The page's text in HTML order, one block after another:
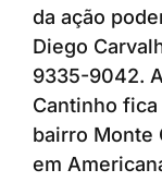
da ação
Diego
9335-9042.
Cantinho fica
bairro Monte
em